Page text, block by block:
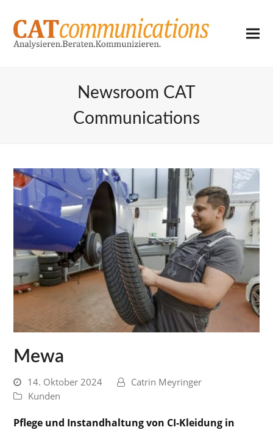
Newsroom CAT
Communications
Mewa
14. Oktober 2024
Catrin Meyringer
Kunden
Pflege und Instandhaltung von CI-Kleidung in